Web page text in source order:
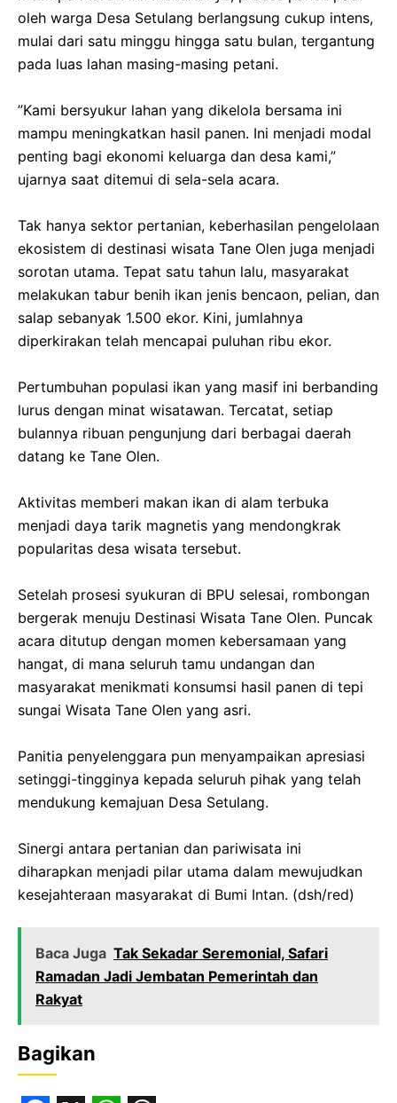
oleh warga Desa Setulang berlangsung cukup intens,
mulai dari satu minggu hingga satu bulan, tergantung
pada luas lahan masing-masing petani.
‎​”Kami bersyukur lahan yang dikelola bersama ini
mampu meningkatkan hasil panen. Ini menjadi modal
penting bagi ekonomi keluarga dan desa kami,”
ujarnya saat ditemui di sela-sela acara.
‎​Tak hanya sektor pertanian, keberhasilan pengelolaan
ekosistem di destinasi wisata Tane Olen juga menjadi
sorotan utama. Tepat satu tahun lalu, masyarakat
melakukan tabur benih ikan jenis bencaon, pelian, dan
salap sebanyak 1.500 ekor. Kini, jumlahnya
diperkirakan telah mencapai puluhan ribu ekor.
‎​Pertumbuhan populasi ikan yang masif ini berbanding
lurus dengan minat wisatawan. Tercatat, setiap
bulannya ribuan pengunjung dari berbagai daerah
datang ke Tane Olen.
‎Aktivitas memberi makan ikan di alam terbuka
menjadi daya tarik magnetis yang mendongkrak
popularitas desa wisata tersebut.
‎​Setelah prosesi syukuran di BPU selesai, rombongan
bergerak menuju Destinasi Wisata Tane Olen. Puncak
acara ditutup dengan momen kebersamaan yang
hangat, di mana seluruh tamu undangan dan
masyarakat menikmati konsumsi hasil panen di tepi
sungai Wisata Tane Olen yang asri.
‎​Panitia penyelenggara pun menyampaikan apresiasi
setinggi-tingginya kepada seluruh pihak yang telah
mendukung kemajuan Desa Setulang.
‎Sinergi antara pertanian dan pariwisata ini
diharapkan menjadi pilar utama dalam mewujudkan
kesejahteraan masyarakat di Bumi Intan. (dsh/red)
Baca Juga Tak Sekadar Seremonial, Safari
Ramadan Jadi Jembatan Pemerintah dan
Rakyat
Bagikan